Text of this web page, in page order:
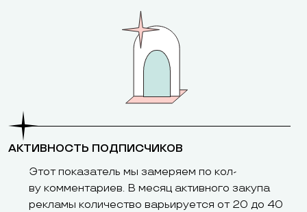
АКТИВНОСТЬ ПОДПИСЧИКОВ
Этот показатель мы замеряем по кол-
ву комментариев. В месяц активного закупа
рекламы количество варьируется от 20 до 40